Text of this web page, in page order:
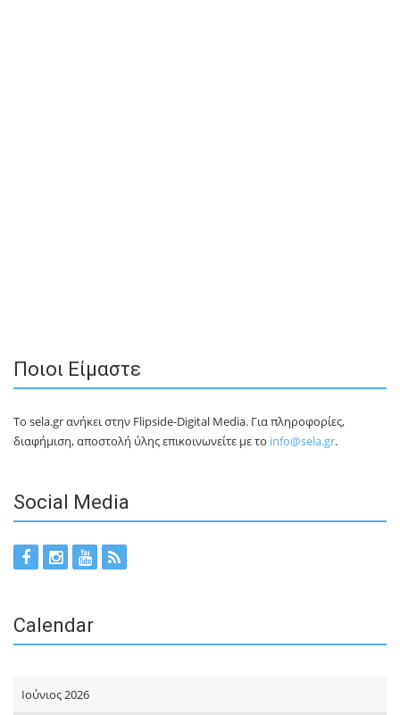
Ποιοι Είμαστε
Το sela.gr ανήκει στην Flipside-Digital Media. Για πληροφορίες,
διαφήμιση, αποστολή ύλης επικοινωνείτε με το info@sela.gr.
Social Media
Calendar
Ιούνιος 2026